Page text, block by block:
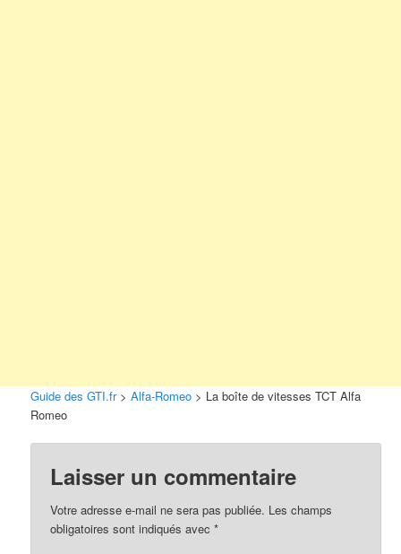
Guide des GTI.fr>Alfa-Romeo > La boîte de vitesses TCT Alfa
Romeo
Laisser un commentaire
Votre adresse e-mail ne sera pas publiée. Les champs
obligatoires sont indiqués avec*